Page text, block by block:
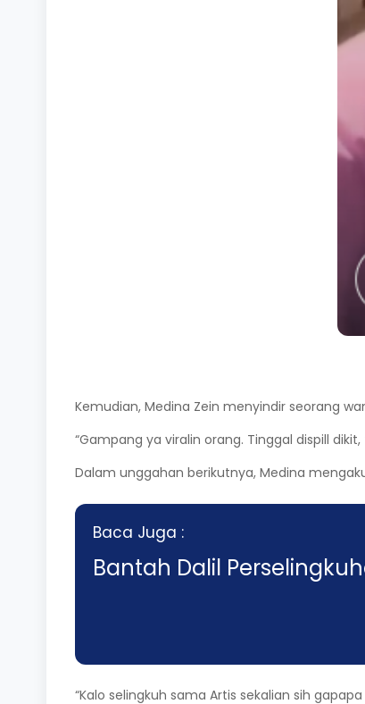
Kemudian, Medina Zein menyindir seorang
“Gampang ya viralin orang. Tinggal dispill
Dalam unggahan berikutnya, Medina
Baca Juga :
Bantah Dalil
“Kalo selingkuh sama Artis sekalian sih